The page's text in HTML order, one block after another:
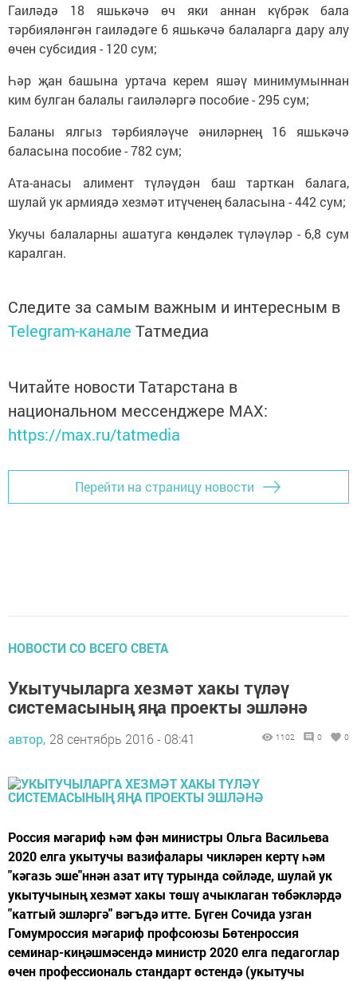
Гаиләдә 18 яшькәчә өч яки аннан күбрәк бала
тәрбияләнгән гаиләдәге 6 яшькәчә балаларга дару алу
өчен субсидия - 120 сум;
Һәр җан башына уртача керем яшәү минимумыннан
ким булган балалы гаиләләргә пособие - 295 сум;
Баланы ялгыз тәрбияләүче әниләрнең 16 яшькәчә
баласына пособие - 782 сум;
Ата-анасы алимент түләүдән баш тарткан балага,
шулай ук армиядә хезмәт итүченең баласына - 442 сум;
Укучы балаларны ашатуга көндәлек түләүләр - 6,8 сум
каралган.
Следите за самым важным и интересным в
Telegram-канале Татмедиа
Читайте новости Татарстана в
национальном мессенджере MАХ:
https://max.ru/tatmedia
Перейти на страницу новости
НОВОСТИ СО ВСЕГО СВЕТА
Укытучыларга хезмәт хакы түләү
системасының яңа проекты эшләнә
автор, 28 сентябрь 2016 - 08:41 1102 0 0
Россия мәгариф һәм фән министры Ольга Васильева
2020 елга укытучы вазифалары чикләрен кертү һәм
"кәгазь эше"ннән азат итү турында сөйләде, шулай ук
укытучының хезмәт хакы төшү ачыклаган төбәкләрдә
"катгый эшләргә" вәгъдә итте. Бүген Сочида узган
Гомумроссия мәгариф профсоюзы Бөтенроссия
семинар-киңәшмәсендә министр 2020 елга педагоглар
өчен профессиональ стандарт өстендә (укытучы